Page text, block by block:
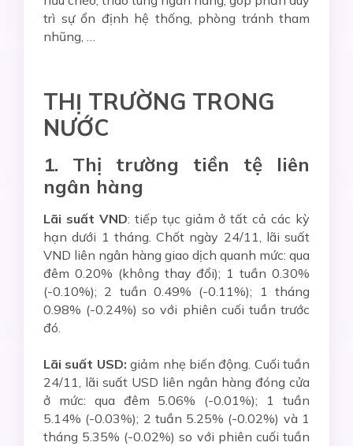
trì sự ổn định hệ thống, phòng tránh tham
nhũng, …
THỊ TRƯỜNG TRONG
NƯỚC
1. Thị trường tiền tệ liên
ngân hàng
Lãi suất VND: tiếp tục giảm ở tất cả các kỳ
hạn dưới 1 tháng. Chốt ngày 24/11, lãi suất
VND liên ngân hàng giao dịch quanh mức: qua
đêm 0.20% (không thay đổi); 1 tuần 0.30%
(-0.10%); 2 tuần 0.49% (-0.11%); 1 tháng
0.98% (-0.24%) so với phiên cuối tuần trước
đó.
Lãi suất USD: giảm nhẹ biến động. Cuối tuần
24/11, lãi suất USD liên ngân hàng đóng cửa
ở mức: qua đêm 5.06% (-0.01%); 1 tuần
5.14% (-0.03%); 2 tuần 5.25% (-0.02%) và 1
tháng 5.35% (-0.02%) so với phiên cuối tuần